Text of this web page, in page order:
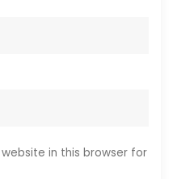
in this browser for